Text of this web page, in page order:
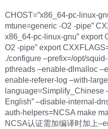
CHOST=”x86_64-pc-linux-
mtune=generic -O2 -pipe”
x86_64-pc-linux-gnu” export
O2 -pipe” export
./configure –prefix=/opt/
pthreads –enable-dlmalloc
enable-referer-log –with-
language=Simplify_Chinese
English” –disable-internal-
auth-helpers=NCSA make
NCSA认证需加编译时加上